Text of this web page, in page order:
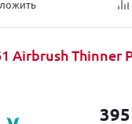
Airbrush Thinner